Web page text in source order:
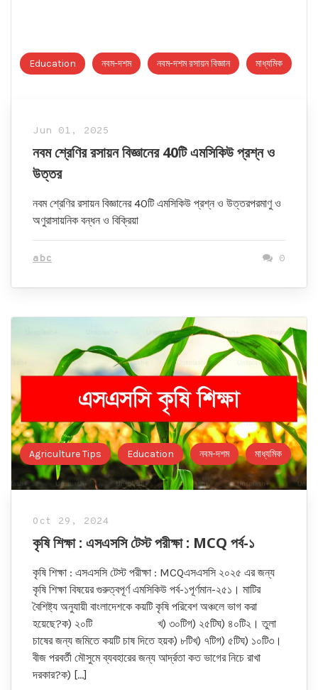
Education নবম-দশম নবম-দশম রসায়ন বিজ্ঞান মাধ্যমিক
Jun 01, 2025
নবম শ্রেণির রসায়ন বিজ্ঞানের 40টি এমসিকিউ প্রশ্ন ও
উত্তর
নবম শ্রেণির রসায়ন বিজ্ঞানের 40টি এমসিকিউ প্রশ্ন ও উত্তরপরমাণু ও
অণুরাসায়নিক বন্ধন ও বিক্রিয়া
abc 0
Agriculture Tips Education নবম-দশম মাধ্যমিক
Oct 29, 2024
কৃষি শিক্ষা : এসএসসি টেস্ট পরীক্ষা : MCQ পর্ব-১
কৃষি শিক্ষা : এসএসসি টেস্ট পরীক্ষা : MCQএসএসসি ২০২৫ এর জন্য
কৃষি শিক্ষা বিষয়ের গুরুত্বপূর্ণ এমসিকিউ পর্ব-১পূর্ণমান-২৫১। মাটির
বৈশিষ্ট্য অনুযায়ী বাংলাদেশকে কয়টি কৃষি পরিবেশ অঞ্চলে ভাগ করা
হয়েছে?ক) ২০টি খ) ৩০টিগ) ২৫টিঘ) ৪০টি২। তুলা
চাষের জন্য জমিতে কয়টি চাষ দিতে হয়ক) ৮টিখ) ৭টিগ) ৫টিঘ) ১০টি৩।
বীজ পরবর্তী মৌসুমে ব্যবহারের জন্য আর্দ্রতা কত ভাগের নিচে রাখা
দরকার?ক) […]